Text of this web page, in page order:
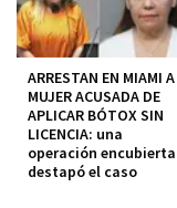
ARRESTAN EN MIAMI A
MUJER ACUSADA DE
APLICAR BÓTOX SIN
LICENCIA: una
operación encubierta
destapó el caso